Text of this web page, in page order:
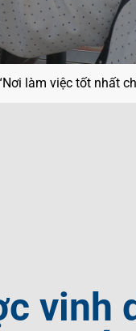
làm việc tốt nhất
vinh